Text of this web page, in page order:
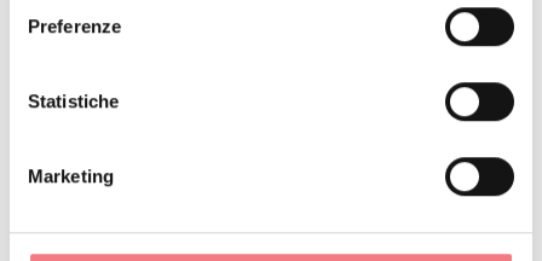
Preferenze
Statistiche
Marketing
dai proprietari dopo i danni della